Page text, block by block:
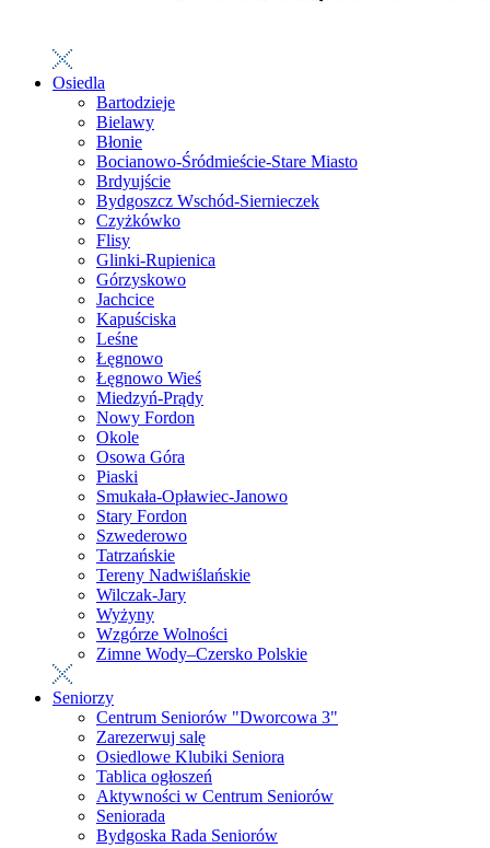
Osiedla
Bartodzieje
Bielawy
Błonie
Bocianowo-Śródmieście-Stare Miasto
Brdyujście
Bydgoszcz Wschód-Siernieczek
Czyżkówko
Flisy
Glinki-Rupienica
Górzyskowo
Jachcice
Kapuściska
Leśne
Łęgnowo
Łęgnowo Wieś
Miedzyń-Prądy
Nowy Fordon
Okole
Osowa Góra
Piaski
Smukała-Opławiec-Janowo
Stary Fordon
Szwederowo
Tatrzańskie
Tereny Nadwiślańskie
Wilczak-Jary
Wyżyny
Wzgórze Wolności
Zimne Wody–Czersko Polskie
Seniorzy
Centrum Seniorów "Dworcowa 3"
Zarezerwuj salę
Osiedlowe Klubiki Seniora
Tablica ogłoszeń
Aktywności w Centrum Seniorów
Seniorada
Bydgoska Rada Seniorów